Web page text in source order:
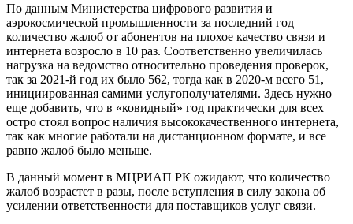
По данным Министерства цифрового развития и
аэрокосмической промышленности за последний год
количество жалоб от абонентов на плохое качество связи и
интернета возросло в 10 раз. Соответственно увеличилась
нагрузка на ведомство относительно проведения проверок,
так за 2021-й год их было 562, тогда как в 2020-м всего 51,
инициированная самими услугополучателями. Здесь нужно
еще добавить, что в «ковидный» год практически для всех
остро стоял вопрос наличия высококачественного интернета,
так как многие работали на дистанционном формате, и все
равно жалоб было меньше.
В данный момент в МЦРИАП РК ожидают, что количество
жалоб возрастет в разы, после вступления в силу закона об
усилении ответственности для поставщиков услуг связи.